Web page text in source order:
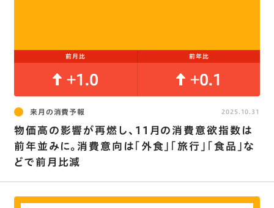
前月比 前年比
+1.0 +0.1
来月の消費予報
物価高の影響が再燃し､11月の消費意欲指数は
前年並みに。消費意向は｢外食｣｢旅行｣｢食品｣な
どで前月比減
2025.10.31